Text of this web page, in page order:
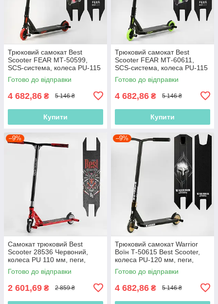
Трюковий самокат Best
Scooter FEAR МТ-50599,
SCS-система, колеса PU-115
мм, висота 85 см, з пегами
Готово до відправки
4 682,86 ₴ 5 146 ₴
Купити
Трюковий самокат Best
Scooter FEAR МТ-60611,
SCS-система, колеса PU-115
мм, висота 85 см, з пегами
Готово до відправки
4 682,86 ₴ 5 146 ₴
Купити
–9%
Самокат трюковий Best
Scooter 28536 Червоний,
колеса PU 110 мм, пеги,
Анодоване фарбування,
висота 85 см
Готово до відправки
2 601,69 ₴ 2 859 ₴
–9%
Трюковий самокат Warrior
Воїн Т-50615 Best Scooter,
колеса PU-120 мм, пеги,
висота 85 см
Готово до відправки
4 682,86 ₴ 5 146 ₴